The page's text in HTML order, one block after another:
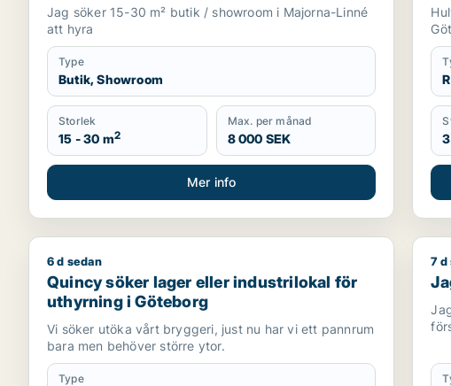
Jag söker 15-30 m² butik / showroom i Majorna-Linné
att hyra
Type
Butik, Showroom
Storlek
15 - 30 m2
Max. per månad
8 000 SEK
Mer info
Quincy söker lager eller industrilokal för uthyrning i
6 d sedan
Quincy söker lager eller industrilokal för
uthyrning i Göteborg
Vi söker utöka vårt bryggeri, just nu har vi ett pannrum
bara men behöver större ytor.
Type
7 d